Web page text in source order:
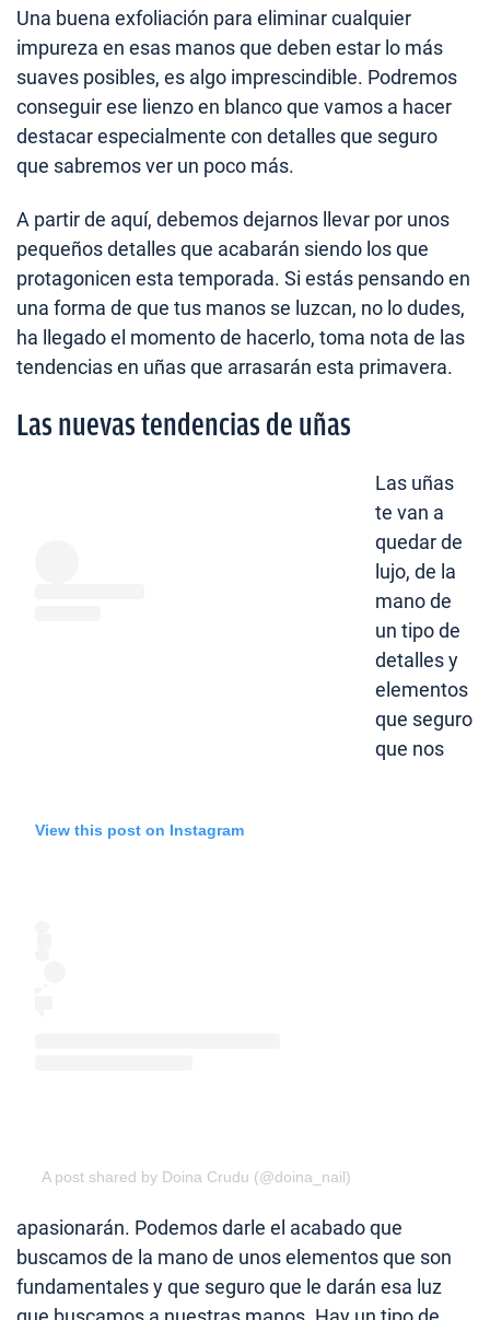
Una buena exfoliación para eliminar cualquier
impureza en esas manos que deben estar lo más
suaves posibles, es algo imprescindible. Podremos
conseguir ese lienzo en blanco que vamos a hacer
destacar especialmente con detalles que seguro
que sabremos ver un poco más.
A partir de aquí, debemos dejarnos llevar por unos
pequeños detalles que acabarán siendo los que
protagonicen esta temporada. Si estás pensando en
una forma de que tus manos se luzcan, no lo dudes,
ha llegado el momento de hacerlo, toma nota de las
tendencias en uñas que arrasarán esta primavera.
Las nuevas tendencias de uñas
View this post on Instagram
A post shared by Doina Crudu (@doina_nail)
Las uñas
te van a
quedar de
lujo, de la
mano de
un tipo de
detalles y
elementos
que seguro
que nos
apasionarán. Podemos darle el acabado que
buscamos de la mano de unos elementos que son
fundamentales y que seguro que le darán esa luz